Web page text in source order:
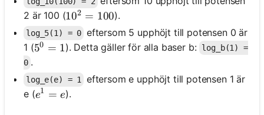
2 är 100 (10^2 = 100
102 = 100).
log_5(1) = 0 eftersom 5 upphöjt till potensen 0 är
1 (5^0 = 1
50 = 1). Detta gäller för alla baser b: log_b(1) =
0 .
log_e(e) = 1
eftersom e upphöjt till potensen 1 är
e (e^1 = e
e1 = e).